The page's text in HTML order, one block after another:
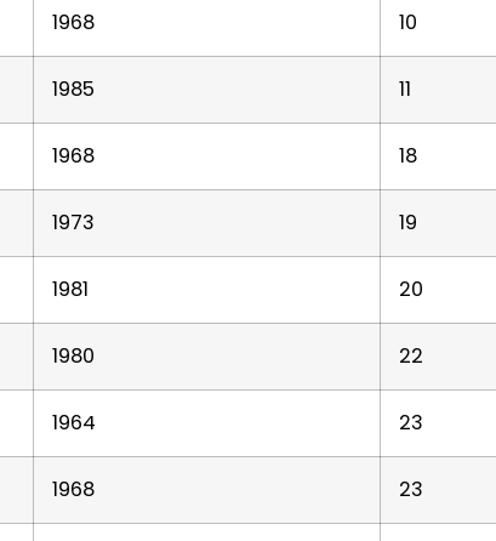
1968 10
1985 11
1968 18
1973 19
1981 20
1980 22
1964 23
1968 23